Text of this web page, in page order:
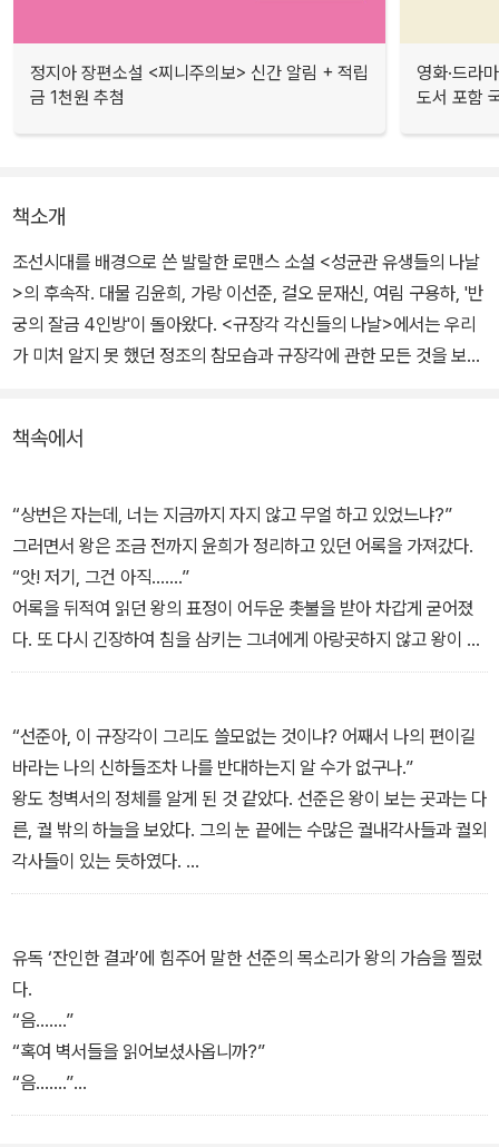
정지아 장편소설 <찌니주의보> 신간 알림 + 적립
금 1천원 추첨
영화·드라
도서 포함
책소개
조선시대를 배경으로 쓴 발랄한 로맨스 소설 <성균관 유생들의 나날
>의 후속작. 대물 김윤희, 가랑 이선준, 걸오 문재신, 여림 구용하, '반
궁의 잘금 4인방'이 돌아왔다. <규장각 각신들의 나날>에서는 우리
가 미처 알지 못 했던 정조의 참모습과 규장각에 관한 모든 것을 보여
왕의 지나친 총애 덕분에 사이좋게 규장각으로 발령 난 잘금 4인방.
앞이 깜깜하다. 윤희 윤식 남매의 사기행각은 이제 그들만의 문제를
벗어나, 발각되는 날엔 윤희의 가문은 물론 선준의 인생, 위세 높은 좌
의정 대감 댁이 쑥대밭이 될 상황이다.
수염도 안 나는 주제에 규장각에 출근하는 것만도 몸이 떨릴 일인데,
윤희의 정체를 안 좌의정 대감의 진노는 윤희의 앞날에 짙은 먹구름
책속에서
“상번은 자는데, 너는 지금까지 자지 않고 무얼 하고 있었느냐?”
그러면서 왕은 조금 전까지 윤희가 정리하고 있던 어록을 가져갔다.
“앗! 저기, 그건 아직…….”
어록을 뒤적여 읽던 왕의 표정이 어두운 촛불을 받아 차갑게 굳어졌
다. 또 다시 긴장하여 침을 삼키는 그녀에게 아랑곳하지 않고 왕이 한
문으로 쓰인 한 구절을 번역하여 읽었다.
찌하느냐. 마땅히 구휼을 먼저 살피도록 하라.’ 넌 정말 고약한 신하로
다. 내가 언제 이런 말을 했느냐?”
정색을 하고 묻는 왕 앞에서 윤희는 당황하지 않을 수 없었다.
“네? 아, 저, 그럴 리가…….”
“이 당시 나는 ‘그 따위로 일을 처리해놓고 목구멍에 밥이 넘어가더
냐! 백성들이 지금 다 죽어가는 판국에 모여 앉아 입만 나불거리고 있
안절부절 못하고 왕을 힐끔 쳐다본 그녀는 입 꼬리에 잡힌 미소를 보
고 겨우 농담임을 알아차렸다. 그래서 윤희도 장단을 맞춰 농담처럼
말을 하였다.
“아뢰옵기 송구하오나, 그보다는 조금 더 심하셨사옵니다.”
왕에게서 웃음이 터졌다.
“선준아, 이 규장각이 그리도 쓸모없는 것이냐? 어째서 나의 편이길
바라는 나의 신하들조차 나를 반대하는지 알 수가 없구나.”
왕도 청벽서의 정체를 알게 된 것 같았다. 선준은 왕이 보는 곳과는 다
른, 궐 밖의 하늘을 보았다. 그의 눈 끝에는 수많은 궐내각사들과 궐외
각사들이 있는 듯하였다.
“아뢰옵기 송구하오나, 헌 것은 새 것을 경계하고, 새 것은 헌 것을 배
왕이 돌아서 선준의 옆얼굴을 보았다. 그는 무너짐 없이, 심지어 웃음
까지 머금은 채로 왕의 눈을 똑바로 보았다.
“다른 관청이 경계하지 않고 불만을 가지지 않는 규장각이라면 지금
이라도 없어지는 것이 낫지 않겠사옵니까? 소신 또한 다른 관청으로
옮겨지면 규장각을 향한 경계를 늦추지 아니 할 것이옵니다.”
찰나의 순간동안 선준이 보았던 방향으로 움직였다가 돌아온 왕의 눈
유독 ‘잔인한 결과’에 힘주어 말한 선준의 목소리가 왕의 가슴을 찔렀
다.
“음…….”
“혹여 벽서들을 읽어보셨사옵니까?”
“음…….”
“우선 시급하게 소단백전을 말려야 모든 벽서들을 살릴 수 있었기에,